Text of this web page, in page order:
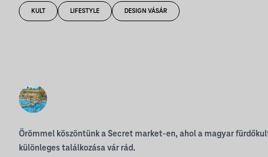
KULT LIFESTYLE DESIGN VÁSÁR
Örömmel köszöntünk a Secret market-en, ahol a magyar
különleges találkozása vár rád.